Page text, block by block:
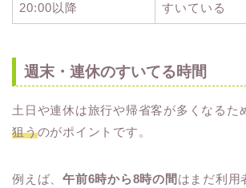
20:00以降 すいている
週末・連休のすいてる時間
土日や連休は旅行や帰省客が多くなるた
狙うのがポイントです。
例えば、午前6時から8時の間 はまだ利用